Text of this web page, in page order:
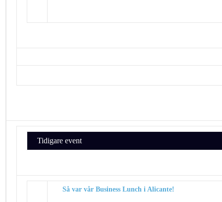
Tidigare event
Så var vår Business